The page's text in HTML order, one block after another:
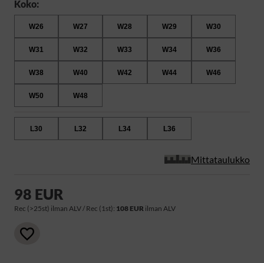
Koko:
W26 W27 W28 W29 W30
W31 W32 W33 W34 W36
W38 W40 W42 W44 W46
W50 W48
L30 L32 L34 L36
Mittataulukko
98 EUR
Rec (>25st) ilman ALV / Rec (1st): 108 EUR ilman ALV